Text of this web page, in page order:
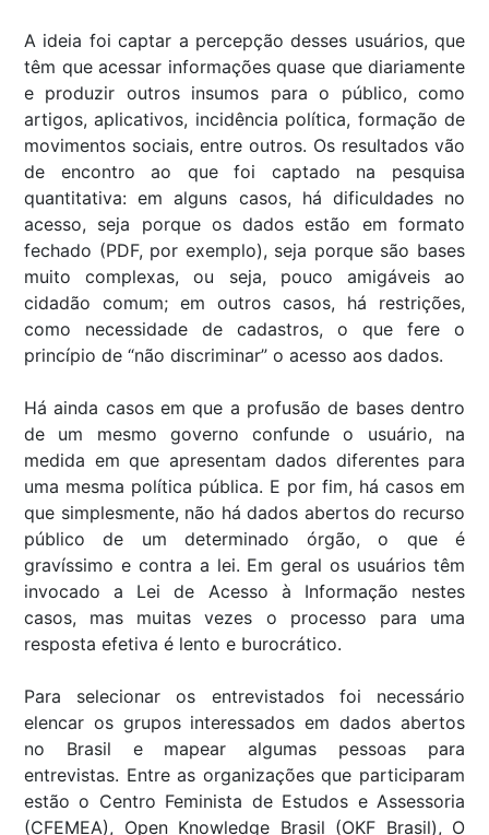
A ideia foi captar a percepção desses usuários, que
têm que acessar informações quase que diariamente
e produzir outros insumos para o público, como
artigos, aplicativos, incidência política, formação de
movimentos sociais, entre outros. Os resultados vão
de encontro ao que foi captado na pesquisa
quantitativa: em alguns casos, há dificuldades no
acesso, seja porque os dados estão em formato
fechado (PDF, por exemplo), seja porque são bases
muito complexas, ou seja, pouco amigáveis ao
cidadão comum; em outros casos, há restrições,
como necessidade de cadastros, o que fere o
princípio de “não discriminar” o acesso aos dados.
Há ainda casos em que a profusão de bases dentro
de um mesmo governo confunde o usuário, na
medida em que apresentam dados diferentes para
uma mesma política pública. E por fim, há casos em
que simplesmente, não há dados abertos do recurso
público de um determinado órgão, o que é
gravíssimo e contra a lei. Em geral os usuários têm
invocado a Lei de Acesso à Informação nestes
casos, mas muitas vezes o processo para uma
resposta efetiva é lento e burocrático.
Para selecionar os entrevistados foi necessário
elencar os grupos interessados em dados abertos
no Brasil e mapear algumas pessoas para
entrevistas. Entre as organizações que participaram
estão o Centro Feminista de Estudos e Assessoria
(CFEMEA), Open Knowledge Brasil (OKF Brasil), O